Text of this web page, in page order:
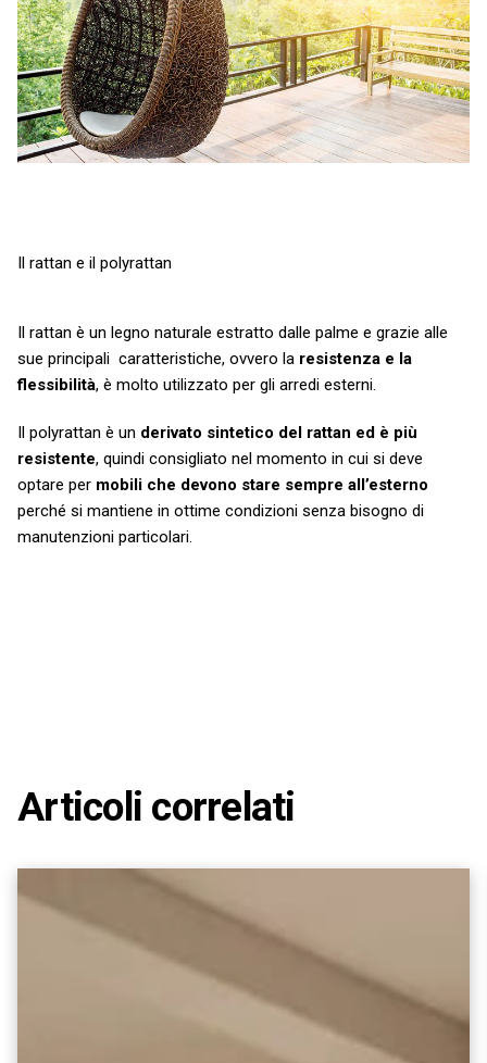
Il rattan e il polyrattan
Il rattan è un legno naturale estratto dalle palme e grazie alle
sue principali caratteristiche, ovvero la resistenza e la
flessibilità, è molto utilizzato per gli arredi esterni.
Il polyrattan è un derivato sintetico del rattan ed è più
resistente, quindi consigliato nel momento in cui si deve
optare per mobili che devono stare sempre all’esterno
perché si mantiene in ottime condizioni senza bisogno di
manutenzioni particolari.
Articoli correlati